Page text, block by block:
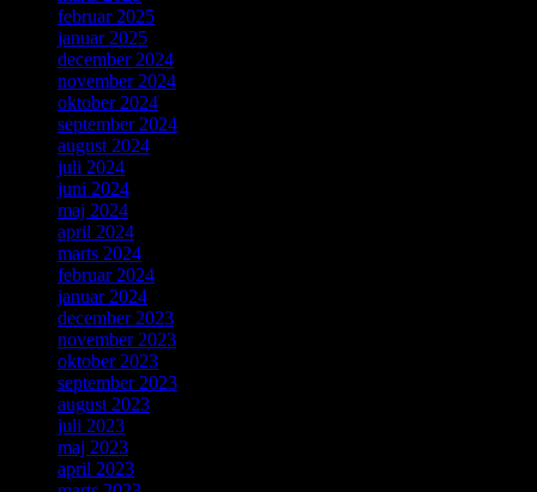
februar 2025
januar 2025
december 2024
november 2024
oktober 2024
september 2024
august 2024
juli 2024
juni 2024
maj 2024
april 2024
marts 2024
februar 2024
januar 2024
december 2023
november 2023
oktober 2023
september 2023
august 2023
juli 2023
maj 2023
april 2023